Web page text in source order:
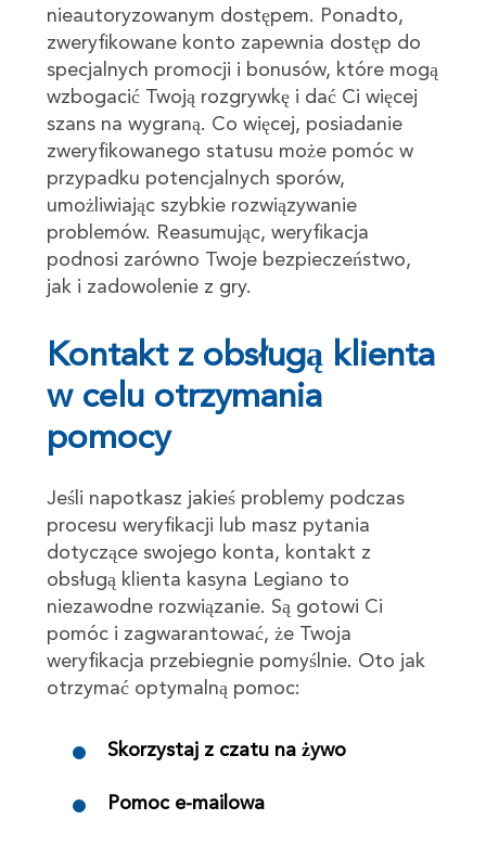
nieautoryzowanym dostępem. Ponadto,
zweryfikowane konto zapewnia dostęp do
specjalnych promocji i bonusów, które mogą
wzbogacić Twoją rozgrywkę i dać Ci więcej
szans na wygraną. Co więcej, posiadanie
zweryfikowanego statusu może pomóc w
przypadku potencjalnych sporów,
umożliwiając szybkie rozwiązywanie
problemów. Reasumując, weryfikacja
podnosi zarówno Twoje bezpieczeństwo,
jak i zadowolenie z gry.
Kontakt z obsługą klienta
w celu otrzymania
pomocy
Jeśli napotkasz jakieś problemy podczas
procesu weryfikacji lub masz pytania
dotyczące swojego konta, kontakt z
obsługą klienta kasyna Legiano to
niezawodne rozwiązanie. Są gotowi Ci
pomóc i zagwarantować, że Twoja
weryfikacja przebiegnie pomyślnie. Oto jak
otrzymać optymalną pomoc:
Skorzystaj z czatu na żywo
Pomoc e-mailowa